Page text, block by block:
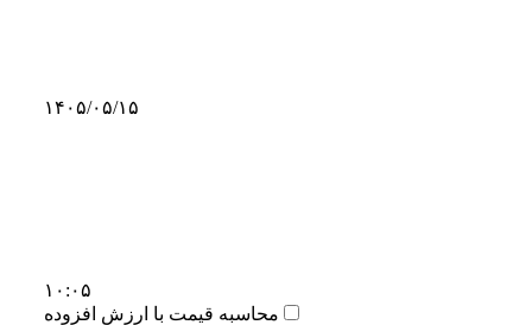
۱۴۰۵/۰۵/۱۵
۱۰:۰۵
محاسبه قیمت با ارزش افزوده